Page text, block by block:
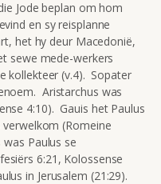
Jode beplan om hom
en sy reisplanne
het hy deur Macedonië,
sewe mede-werkers
kollekteer (v.4). Sopater
Aristarchus was
4:10). Gauis het Paulus
verwelkom (Romeine
Paulus se
6:21, Kolossense
in Jerusalem (21:29).